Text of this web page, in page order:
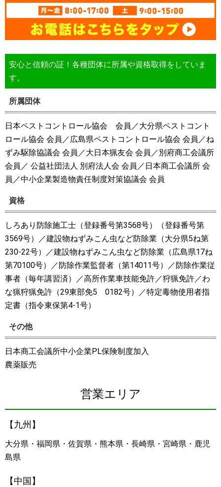
安心と信頼の証！各種団体に所属や資格取得をしていま
す。
所属団体
日本ペストコントロール協会 会員／大分県ペストコント
ロール協会 会員／広島県ペストコントロール協会 会員／ね
ずみ駆除協議会 会員／大日本猟友会 会員／別府商工会議所
会員／ 公益社団法人 別府法人会 会員／日本商工会議所 会
員／中小企業製造物責任制度対策協議会 会員
資格
しろあり防除施工士（登録番号第3568号）（登録番号第
3569号）／建設物ねずみこん虫など防除業（大分県5ね第
230-22号）／建設物ねずみこん虫など防除業（広島県17ね
第70100号）／防除作業監督者（第14011号）／防除作業従
事者（毎年講習済）／高所作業車技能免許／狩猟免許／わ
な猟狩猟免許（29東部免5 0182号）／特定毒物使用者指
定書（指令東保第4-1号）
その他
日本商工会議所中小企業PL保険制度加入
農薬販売
営業エリア
【九州】
大分県・福岡県・佐賀県・熊本県・長崎県・宮崎県・鹿児
島県
【中国】